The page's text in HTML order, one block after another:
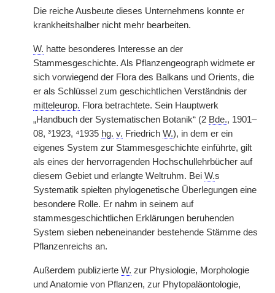
Die reiche Ausbeute dieses Unternehmens konnte er
krankheitshalber nicht mehr bearbeiten.
W. hatte besonderes Interesse an der
Stammesgeschichte. Als Pflanzengeograph widmete er
sich vorwiegend der Flora des Balkans und Orients, die
er als Schlüssel zum geschichtlichen Verständnis der
mitteleurop. Flora betrachtete. Sein Hauptwerk
„Handbuch der Systematischen Botanik“ (2 Bde., 1901–
08, ³1923, ⁴1935 hg. v. Friedrich W.), in dem er ein
eigenes System zur Stammesgeschichte einführte, gilt
als eines der hervorragenden Hochschullehrbücher auf
diesem Gebiet und erlangte Weltruhm. Bei W.s
Systematik spielten phylogenetische Überlegungen eine
besondere Rolle. Er nahm in seinem auf
stammesgeschichtlichen Erklärungen beruhenden
System sieben nebeneinander bestehende Stämme des
Pflanzenreichs an.
Außerdem publizierte W. zur Physiologie, Morphologie
und Anatomie von Pflanzen, zur Phytopaläontologie,